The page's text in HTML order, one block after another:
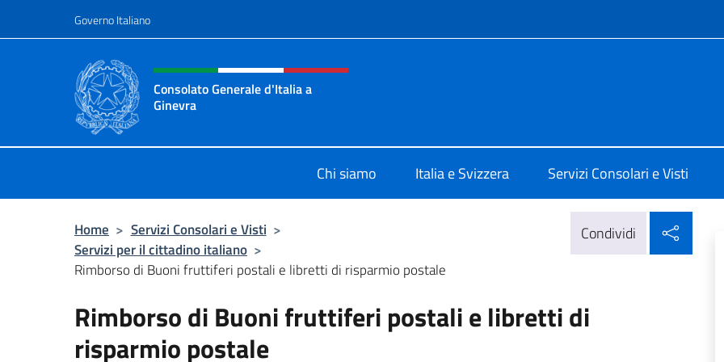
Governo Italiano
Intestazione sito, social e menù
Consolato Generale d'Italia a
Ginevra
Chi siamo Italia e Svizzera Servizi Consolari e Visti
Home > Servizi Consolari e Visti >
Servizi per il cittadino italiano >
Rimborso di Buoni fruttiferi postali e libretti di risparmio postale
Condividi
Rimborso di Buoni fruttiferi postali e libretti di
risparmio postale